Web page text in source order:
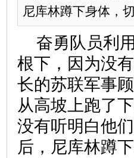
尼库林蹲下身体，
奋勇队员利
根下，因为没
长的苏联军事
从高坡上跑了
没有听明白他
后，尼库林蹲